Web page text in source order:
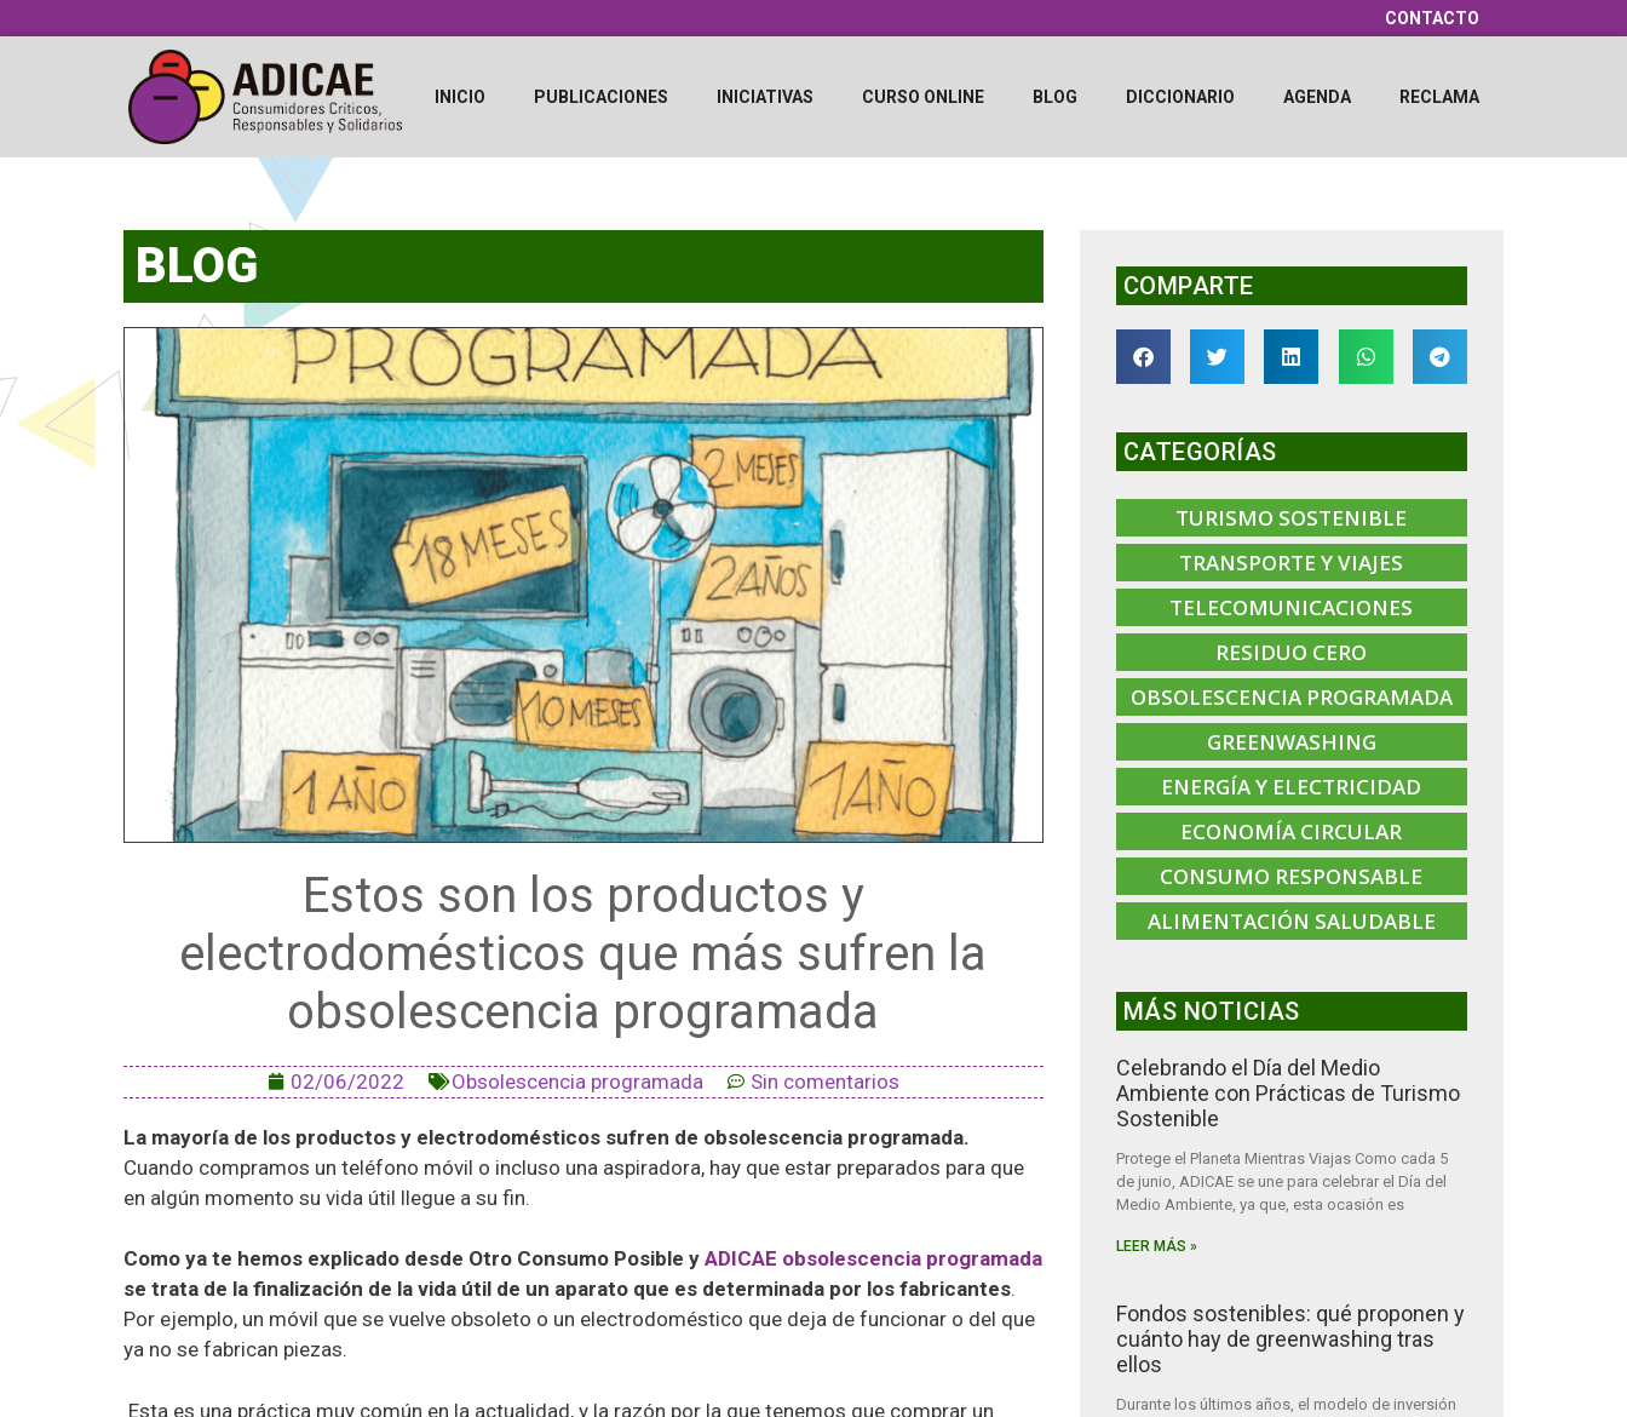
CONTACTO
INICIO PUBLICACIONES INICIATIVAS CURSO ONLINE BLOG DICCIONARIO AGENDA RECLAMA
BLOG
Estos son los productos y
electrodomésticos que más sufren la
obsolescencia programada
02/06/2022 Obsolescencia programada Sin comentarios
La mayoría de los productos y electrodomésticos sufren de obsolescencia programada.
Cuando compramos un teléfono móvil o incluso una aspiradora, hay que estar preparados para que
en algún momento su vida útil llegue a su fin.
Como ya te hemos explicado desde Otro Consumo Posible y ADICAE obsolescencia programada
se trata de la finalización de la vida útil de un aparato que es determinada por los fabricantes.
Por ejemplo, un móvil que se vuelve obsoleto o un electrodoméstico que deja de funcionar o del que
ya no se fabrican piezas.
Esta es una práctica muy común en la actualidad, y la razón por la que tenemos que comprar un
COMPARTE
CATEGORÍAS
TURISMO SOSTENIBLE
TRANSPORTE Y VIAJES
TELECOMUNICACIONES
RESIDUO CERO
OBSOLESCENCIA PROGRAMADA
GREENWASHING
ENERGÍA Y ELECTRICIDAD
ECONOMÍA CIRCULAR
CONSUMO RESPONSABLE
ALIMENTACIÓN SALUDABLE
MÁS NOTICIAS
Celebrando el Día del Medio
Ambiente con Prácticas de Turismo
Sostenible
Protege el Planeta Mientras Viajas Como cada 5
de junio, ADICAE se une para celebrar el Día del
Medio Ambiente, ya que, esta ocasión es
LEER MÁS »
Fondos sostenibles: qué proponen y
cuánto hay de greenwashing tras
ellos
Durante los últimos años, el modelo de inversión